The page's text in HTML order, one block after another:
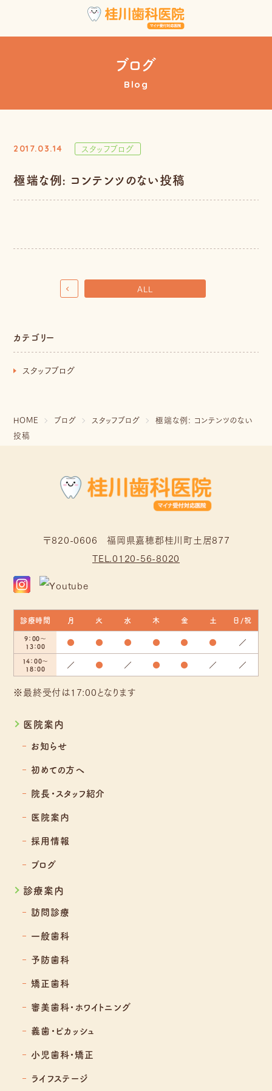
ブログ
Blog
カテゴリー
スタッフブログ
2017.03.14 スタッフブログ
極端な例: コンテンツのない投稿
ALL
HOME ブログ スタッフブログ
極端な例: コンテンツのない
投稿
〒820-0606 福岡県嘉穂郡桂川町土居877
TEL.0120-56-8020
診療時間 月 火 水 木 金 土 日/祝
9：00～
13：00
● ● ● ● ● ● ／
14：00～
18：00
／ ● ／ ● ● ／ ／
※最終受付は17:00となります
医院案内
お知らせ
初めての方へ
院長・スタッフ紹介
医院案内
採用情報
ブログ
診療案内
訪問診療
一般歯科
予防歯科
矯正歯科
審美歯科・ホワイトニング
義歯・ピカッシュ
小児歯科・矯正
ライフステージ